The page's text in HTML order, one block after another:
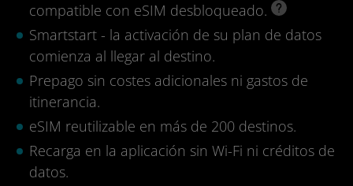
compatible con eSIM desbloqueado.
Smartstart - la activación de su plan de datos
comienza al llegar al destino.
Prepago sin costes adicionales ni gastos de
itinerancia.
eSIM reutilizable en más de 200 destinos.
Recarga en la aplicación sin Wi-Fi ni créditos de
datos.